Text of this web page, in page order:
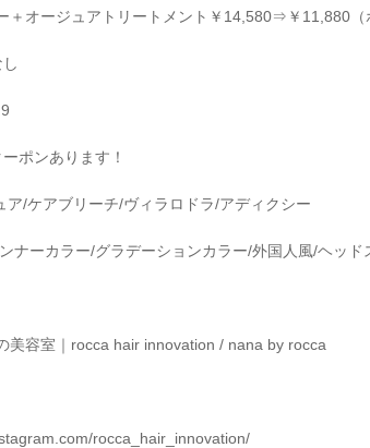
＋オージュアトリートメント￥ 14,580⇒￥ 11,880
ポンあります！
ア/ケアブリーチ/ヴィラロドラ/アディクシー
ナーカラー/グラデーションカラー/外国人風/ヘッド
美容室｜ rocca hair innovation / nana by rocca
rocca_hair_innovation/